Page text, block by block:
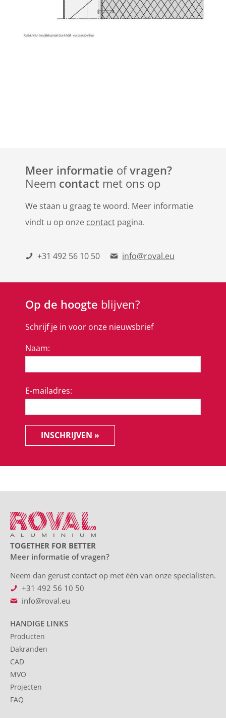
Meer informatie ofvragen?
Neem contact met ons op
We staan u graag te woord. Meer informatie
vindt u op onze contact pagina.
+31 492 56 10 50 info@roval.eu
Op de hoogte blijven?
Schrijf je in voor onze nieuwsbrief
Naam:
E-mailadres:
INSCHRIJVEN »
TOGETHER FOR BETTER
Meer informatie of vragen?
Neem dan gerust contact op met één van onze specialisten.
+31 492 56 10 50
info@roval.eu
HANDIGE LINKS
Producten
Dakranden
CAD
MVO
Projecten
FAQ